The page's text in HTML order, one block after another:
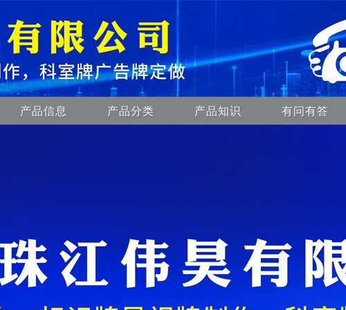
产品信息 产品分类 产品知识 有问有答